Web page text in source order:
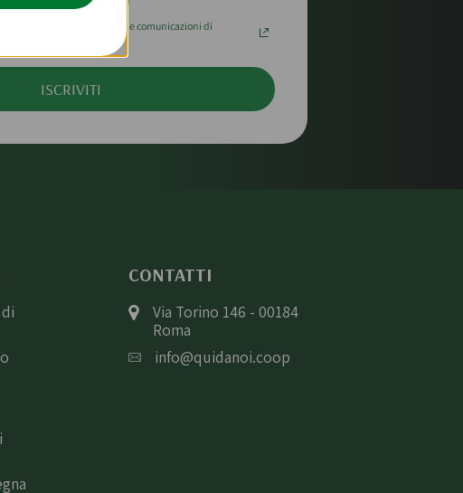
trattiamo i tuoi dati per le comunicazioni di
ISCRIVITI
CONTATTI
Via Torino 146 - 00184
Roma
info@quidanoi.coop